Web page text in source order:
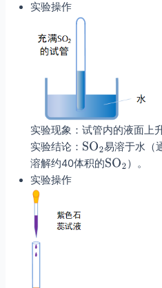
实验操作
实验现象：试管内的液面上
实验结论：
易溶于水（
溶解约40体积的
）。
实验操作